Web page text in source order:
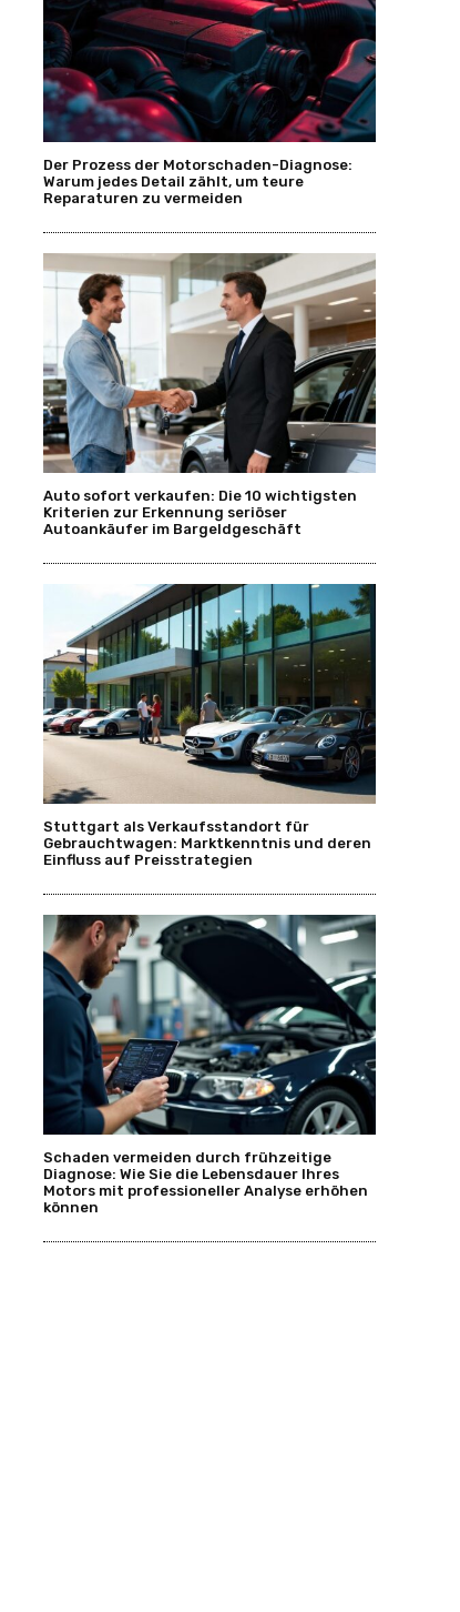
Der Prozess der Motorschaden-Diagnose:
Warum jedes Detail zählt, um teure
Reparaturen zu vermeiden
Auto sofort verkaufen: Die 10 wichtigsten
Kriterien zur Erkennung seriöser
Autoankäufer im Bargeldgeschäft
Stuttgart als Verkaufsstandort für
Gebrauchtwagen: Marktkenntnis und deren
Einfluss auf Preisstrategien
Schaden vermeiden durch frühzeitige
Diagnose: Wie Sie die Lebensdauer Ihres
Motors mit professioneller Analyse erhöhen
können